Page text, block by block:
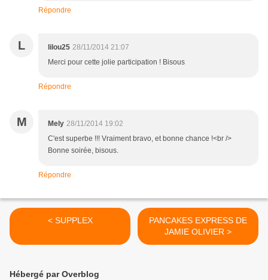
Répondre
L lilou25 28/11/2014 21:07
Merci pour cette jolie participation ! Bisous
Répondre
M Mely 28/11/2014 19:02
C'est superbe !!! Vraiment bravo, et bonne chance !<br />
Bonne soirée, bisous.
Répondre
< SUPPLEX
PANCAKES EXPRESS DE
JAMIE OLIVIER >
Hébergé par Overblog